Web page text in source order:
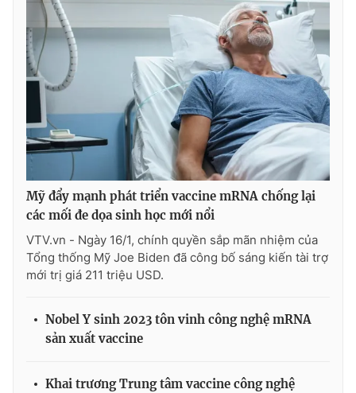
Ðiện thoại Thời báo VTV:
Email:toasoan@vtv.vn
Liên hệ quảng cáo:
024-7300.7108
® Cấm sao chép dưới mọi hình thức nếu không có sự chấp
Mỹ đẩy mạnh phát triển vaccine mRNA chống lại
các mối đe dọa sinh học mới nổi
VTV.vn - Ngày 16/1, chính quyền sắp mãn nhiệm của
Tổng thống Mỹ Joe Biden đã công bố sáng kiến tài trợ
mới trị giá 211 triệu USD.
Nobel Y sinh 2023 tôn vinh công nghệ mRNA
sản xuất vaccine
Khai trương Trung tâm vaccine công nghệ